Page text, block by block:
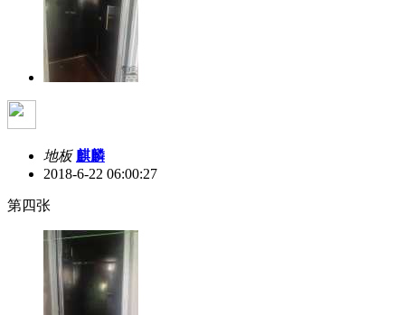
地板 麒麟
2018-6-22 06:00:27
第四张